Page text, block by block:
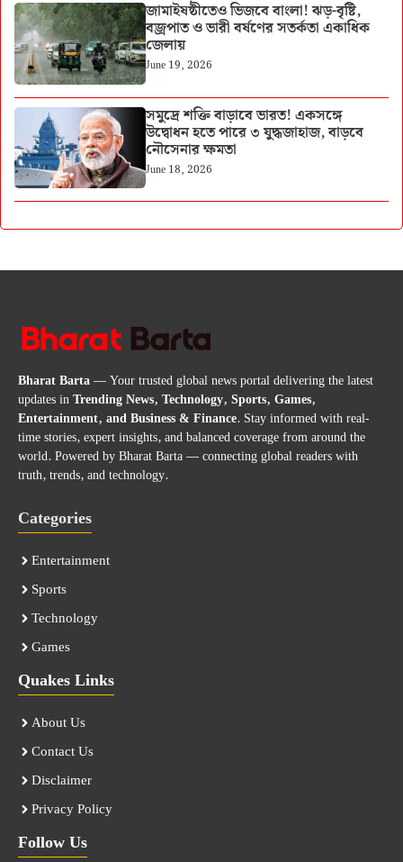
জামাইষষ্ঠীতেও ভিজবে বাংলা! ঝড়-বৃষ্টি,
বজ্রপাত ও ভারী বর্ষণের সতর্কতা একাধিক
জেলায়
June 19, 2026
সমুদ্রে শক্তি বাড়াবে ভারত! একসঙ্গে
উদ্বোধন হতে পারে ৩ যুদ্ধজাহাজ, বাড়বে
নৌসেনার ক্ষমতা
June 18, 2026
Bharat Barta— Your trusted global news portal delivering the latest
updates inTrending News, Technology, Sports, Games,
Entertainment, and Business & Finance. Stay informed with real-
time stories, expert insights, and balanced coverage from around the
world. Powered by Bharat Barta — connecting global readers with
truth, trends, and technology.
Categories
Entertainment
Sports
Technology
Games
Quakes Links
About Us
Contact Us
Disclaimer
Privacy Policy
Follow Us